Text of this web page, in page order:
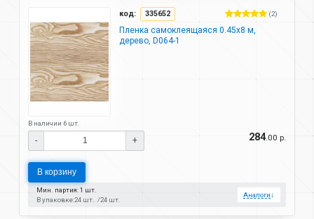
код: 335652 (2)
Пленка самоклеящаяся 0.45х8 м,
дерево, D064-1
В наличии 6 шт.
- + 284.00 р.
В корзину
Мин. партия: 1 шт.
В упаковке:24 шт. 24 шт.
Аналоги↓